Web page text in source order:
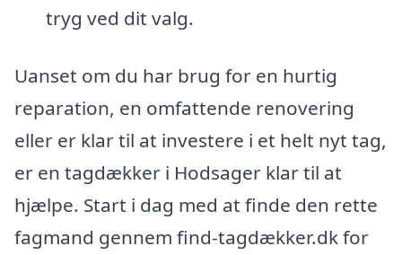
tryg ved dit valg.
Uanset om du har brug for en hurtig
reparation, en omfattende renovering
eller er klar til at investere i et helt nyt tag,
er en tagdækker i Hodsager klar til at
hjælpe. Start i dag med at finde den rette
fagmand gennem find-tagdækker.dk for